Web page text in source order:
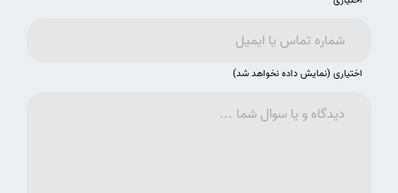
اختیاری (نمایش داده نخواهد شد)